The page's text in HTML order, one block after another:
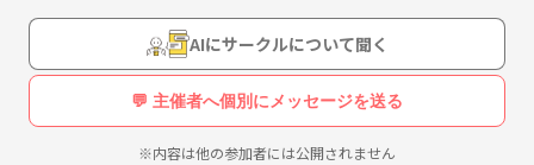
ンバーみんなで、何をするか決めて行けたらなと思います✌️
活動場所は、地域の教会の一階部分を無料で借りているので、場所代は
無料です😆😆😆
会費も無しです！！！！！！
住所は以下の通りです。
AIにサークルについて聞く
💬 主催者へ個別にメッセージを送る
※内容は他の参加者には公開されません